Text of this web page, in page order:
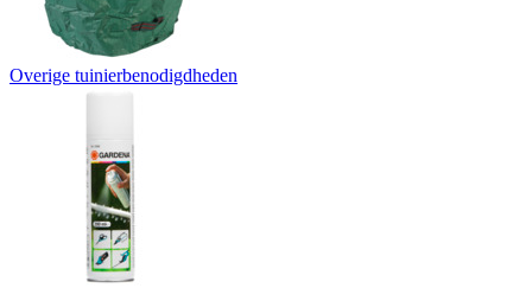
Overige tuinierbenodigdheden